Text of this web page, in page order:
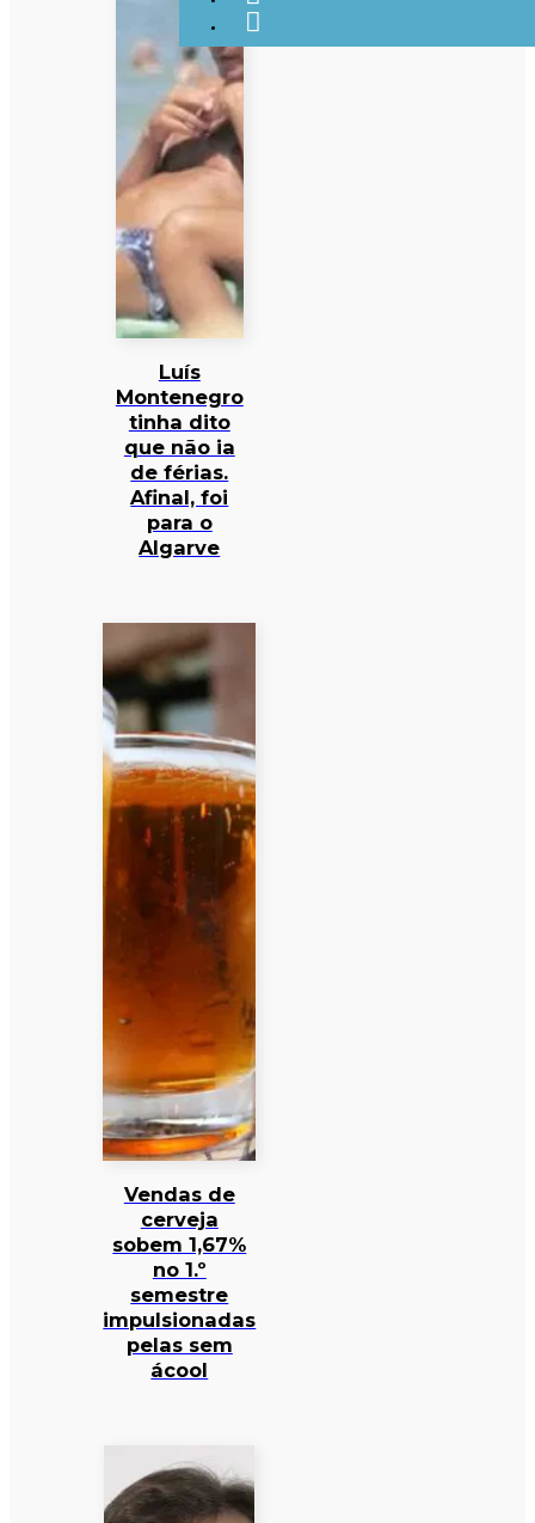
Luís
Montenegro
tinha dito
que não ia
de férias.
Afinal, foi
para o
Algarve
Vendas de
cerveja
sobem 1,67%
no 1.º
semestre
impulsionadas
pelas sem
ácool